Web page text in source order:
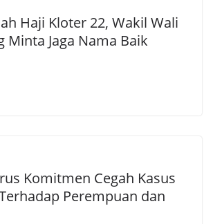
Haji Kloter 22, Wakil Wali
Minta Jaga Nama Baik
Komitmen Cegah Kasus
Perempuan dan